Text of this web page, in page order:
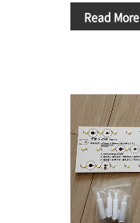
유
통
모
.
동산이 큰
고 합니다.
지 상승세
고, 최근에
융적 부담이
락세를 보
Read More